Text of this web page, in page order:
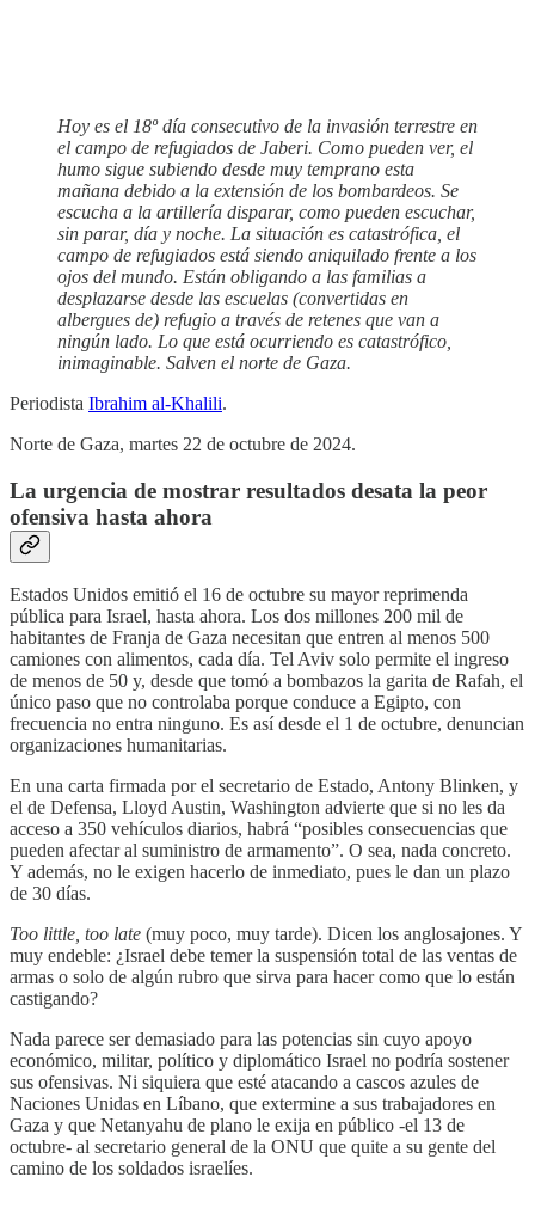
Hoy es el 18º día consecutivo de la invasión terrestre en
el campo de refugiados de Jaberi. Como pueden ver, el
humo sigue subiendo desde muy temprano esta
mañana debido a la extensión de los bombardeos. Se
escucha a la artillería disparar, como pueden escuchar,
sin parar, día y noche. La situación es catastrófica, el
campo de refugiados está siendo aniquilado frente a los
ojos del mundo. Están obligando a las familias a
desplazarse desde las escuelas (convertidas en
albergues de) refugio a través de retenes que van a
ningún lado. Lo que está ocurriendo es catastrófico,
inimaginable. Salven el norte de Gaza.
Periodista Ibrahim al-Khalili.
Norte de Gaza, martes 22 de octubre de 2024.
La urgencia de mostrar resultados desata la peor
ofensiva hasta ahora
Estados Unidos emitió el 16 de octubre su mayor reprimenda
pública para Israel, hasta ahora. Los dos millones 200 mil de
habitantes de Franja de Gaza necesitan que entren al menos 500
camiones con alimentos, cada día. Tel Aviv solo permite el ingreso
de menos de 50 y, desde que tomó a bombazos la garita de Rafah, el
único paso que no controlaba porque conduce a Egipto, con
frecuencia no entra ninguno. Es así desde el 1 de octubre, denuncian
organizaciones humanitarias.
En una carta firmada por el secretario de Estado, Antony Blinken, y
el de Defensa, Lloyd Austin, Washington advierte que si no les da
acceso a 350 vehículos diarios, habrá “posibles consecuencias que
pueden afectar al suministro de armamento”. O sea, nada concreto.
Y además, no le exigen hacerlo de inmediato, pues le dan un plazo
de 30 días.
Too little, too late (muy poco, muy tarde). Dicen los anglosajones. Y
muy endeble: ¿Israel debe temer la suspensión total de las ventas de
armas o solo de algún rubro que sirva para hacer como que lo están
castigando?
Nada parece ser demasiado para las potencias sin cuyo apoyo
económico, militar, político y diplomático Israel no podría sostener
sus ofensivas. Ni siquiera que esté atacando a cascos azules de
Naciones Unidas en Líbano, que extermine a sus trabajadores en
Gaza y que Netanyahu de plano le exija en público -el 13 de
octubre- al secretario general de la ONU que quite a su gente del
camino de los soldados israelíes.